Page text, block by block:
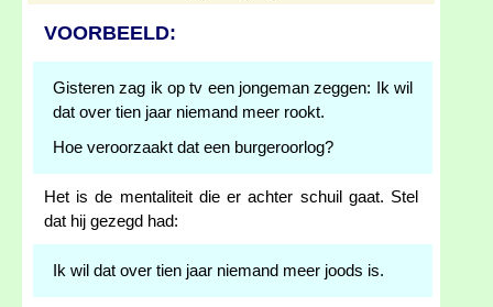
VOORBEELD:
Gisteren zag ik op tv een jongeman zeggen: Ik wil
dat over tien jaar niemand meer rookt.
Hoe veroorzaakt dat een burgeroorlog?
Het is de mentaliteit die er achter schuil gaat. Stel
dat hij gezegd had:
Ik wil dat over tien jaar niemand meer joods is.